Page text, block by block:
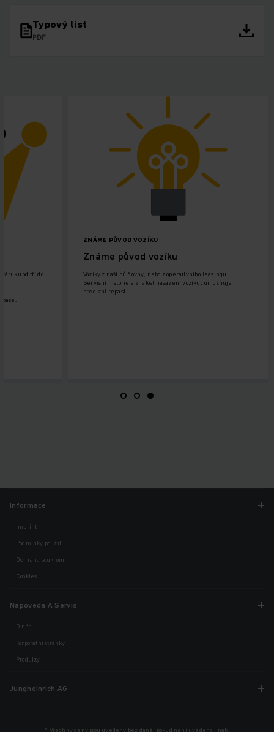
Typový list
PDF
od tří do
ZNÁME PŮVOD VOZÍKU
Známe původ vozíku
Vozíky z naší půjčovny, nebo z operativního leasingu.
Servisní historie a znalost nasazení vozíku, umožňuje
precizní repasi.
Informace
Imprint
Podmínky použití
Ochrana soukromí
Cookies
Nápověda A Servis
O nás
Korporátní stránky
Produkty
Jungheinrich AG
* Všechny ceny jsou uvedeny bez daně, pokud není uvedeno jinak.